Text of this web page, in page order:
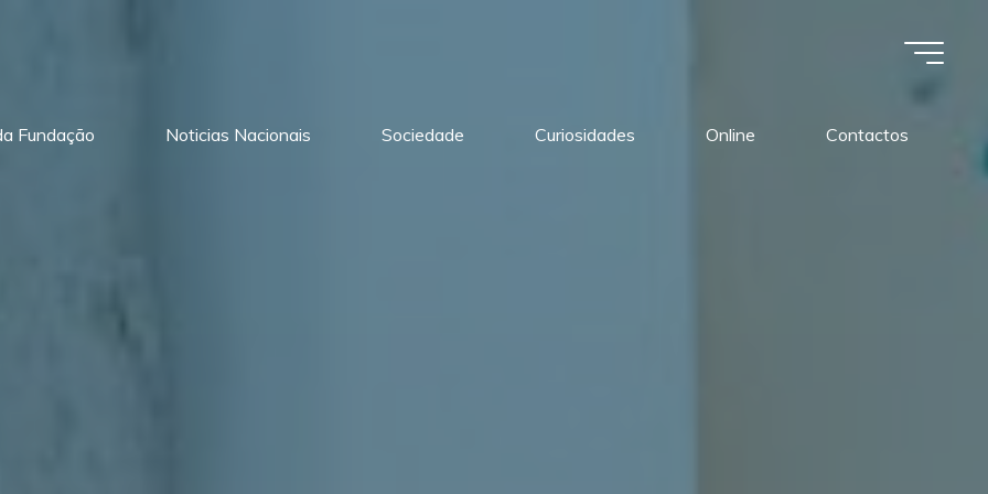
Fundação Noticias Nacionais Sociedade Curiosidades Online Contactos